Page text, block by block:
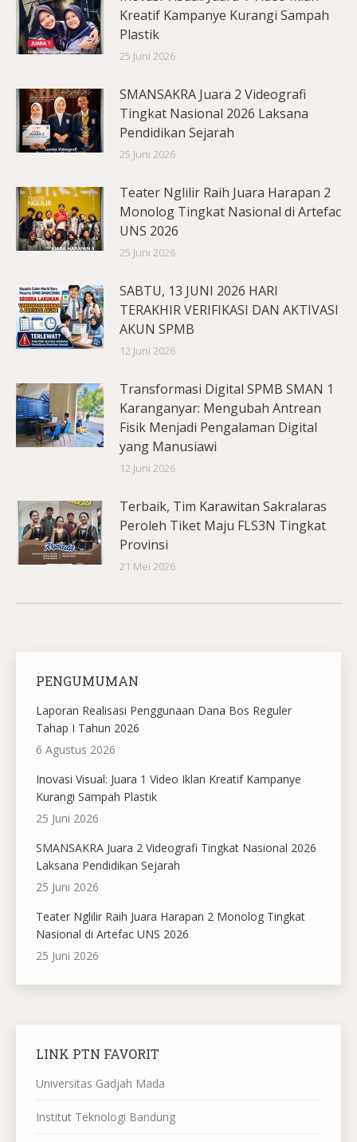
Kreatif Kampanye Kurangi Sampah
Plastik
25 Juni 2026
SMANSAKRA Juara 2 Videografi
Tingkat Nasional 2026 Laksana
Pendidikan Sejarah
25 Juni 2026
Teater Nglilir Raih Juara Harapan 2
Monolog Tingkat Nasional di Artefac
UNS 2026
25 Juni 2026
SABTU, 13 JUNI 2026 HARI
TERAKHIR VERIFIKASI DAN AKTIVASI
AKUN SPMB
12 Juni 2026
Transformasi Digital SPMB SMAN 1
Karanganyar: Mengubah Antrean
Fisik Menjadi Pengalaman Digital
yang Manusiawi
12 Juni 2026
Terbaik, Tim Karawitan Sakralaras
Peroleh Tiket Maju FLS3N Tingkat
Provinsi
21 Mei 2026
PENGUMUMAN
Laporan Realisasi Penggunaan Dana Bos Reguler
Tahap I Tahun 2026
6 Agustus 2026
Inovasi Visual: Juara 1 Video Iklan Kreatif Kampanye
Kurangi Sampah Plastik
25 Juni 2026
SMANSAKRA Juara 2 Videografi Tingkat Nasional 2026
Laksana Pendidikan Sejarah
25 Juni 2026
Teater Nglilir Raih Juara Harapan 2 Monolog Tingkat
Nasional di Artefac UNS 2026
25 Juni 2026
LINK PTN FAVORIT
Universitas Gadjah Mada
Institut Teknologi Bandung